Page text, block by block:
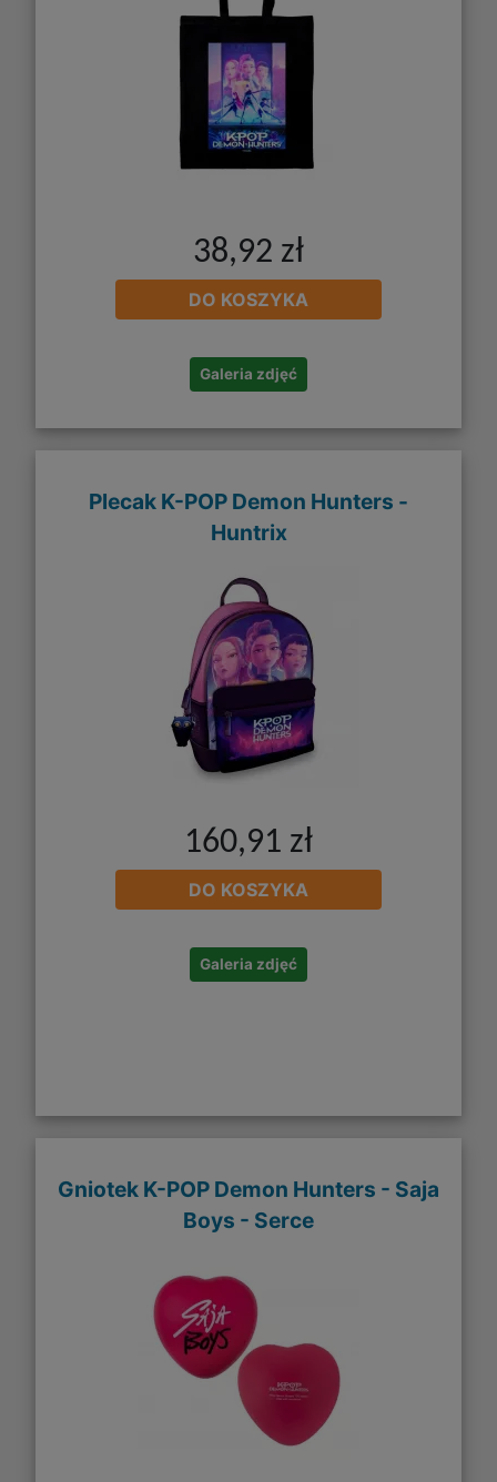
38,92 zł
DO KOSZYKA
Galeria zdjęć
Plecak K-POP Demon Hunters -
Huntrix
160,91 zł
DO KOSZYKA
Galeria zdjęć
Gniotek K-POP Demon Hunters - Saja
Boys - Serce